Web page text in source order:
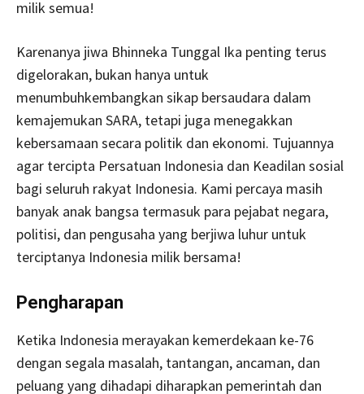
milik semua!
Karenanya jiwa Bhinneka Tunggal Ika penting terus
digelorakan, bukan hanya untuk
menumbuhkembangkan sikap bersaudara dalam
kemajemukan SARA, tetapi juga menegakkan
kebersamaan secara politik dan ekonomi. Tujuannya
agar tercipta Persatuan Indonesia dan Keadilan sosial
bagi seluruh rakyat Indonesia. Kami percaya masih
banyak anak bangsa termasuk para pejabat negara,
politisi, dan pengusaha yang berjiwa luhur untuk
terciptanya Indonesia milik bersama!
Pengharapan
Ketika Indonesia merayakan kemerdekaan ke-76
dengan segala masalah, tantangan, ancaman, dan
peluang yang dihadapi diharapkan pemerintah dan